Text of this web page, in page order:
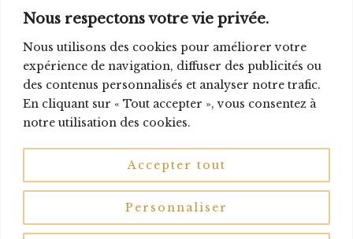
Nous respectons votre vie privée.
Nous utilisons des cookies pour améliorer votre
expérience de navigation, diffuser des publicités ou
des contenus personnalisés et analyser notre trafic.
En cliquant sur « Tout accepter », vous consentez à
notre utilisation des cookies.
Personnaliser
Accepter tout
budget, matériel et produits dérivés
Gagner 10 000 FCFA par jour : 15 méthodes réalistes qui
fonctionnent en Afrique
Instagram